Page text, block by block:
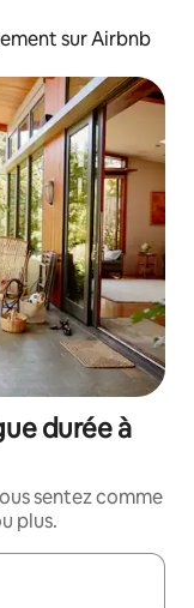
sur Airbnb
durée à
sentez comme
plus.
les flèches vers le